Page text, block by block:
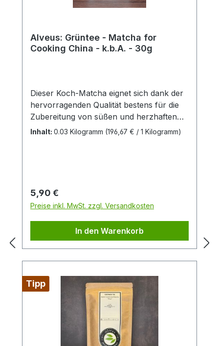
Alveus: Grüntee - Matcha for
Cooking China - k.b.A. - 30g
Dieser Koch-Matcha eignet sich dank der
hervorragenden Qualität bestens für die
Zubereitung von süßen und herzhaften
Speisen. Gerade für Anhänger der
Matcha aus kontrolliert biologischem
Anbau
Inhalt: 0.03 Kilogramm (196,67 € / 1 Kilogramm)
Regulärer Preis:
5,90 €
Preise inkl. MwSt. zzgl. Versandkosten
In den Warenkorb
Tipp